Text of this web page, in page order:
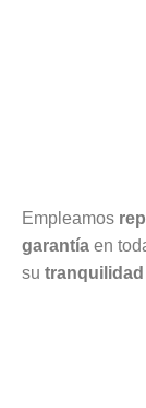
Empleamos
garantía en
su tranquilidad